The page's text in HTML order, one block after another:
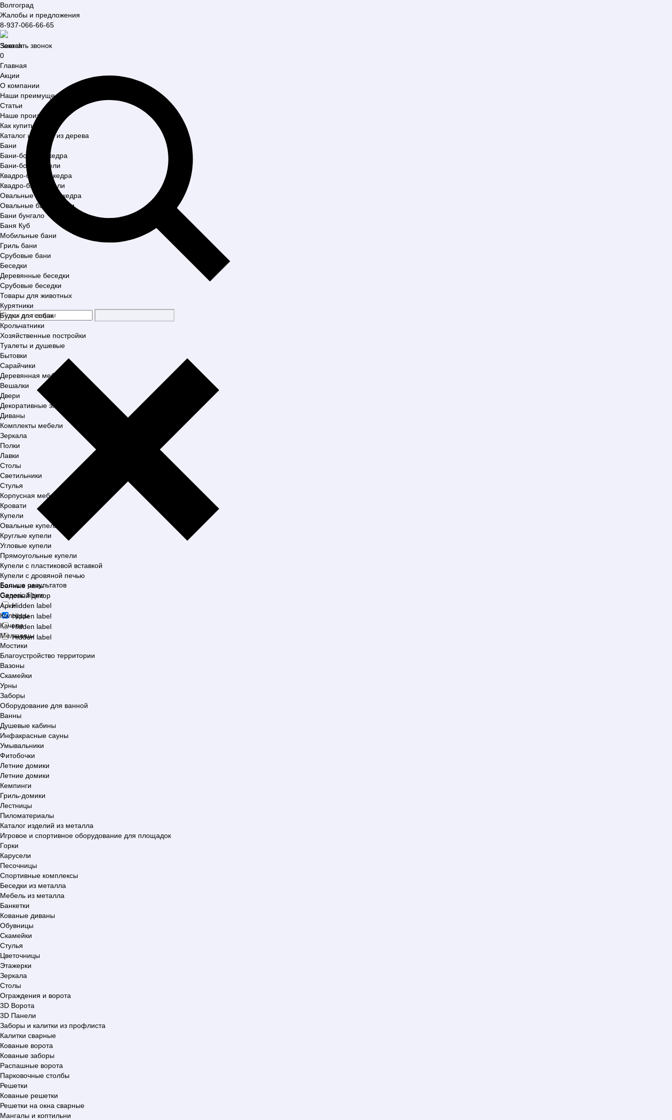
Волгоград
Жалобы и предложения
8-937-066-66-65
Search
Больше результатов
Generic filters
Hidden label
Hidden label
Hidden label
Hidden label
Заказать звонок
0
Главная
Акции
О компании
Наши преимущества
Статьи
Наше производство
Как купить?
Каталог изделий из дерева
Бани
Бани-бочки из кедра
Бани-бочки из ели
Квадро-бани из кедра
Квадро-бани из ели
Овальные бани из кедра
Овальные бани из ели
Бани бунгало
Баня Куб
Мобильные бани
Гриль бани
Срубовые бани
Беседки
Деревянные беседки
Срубовые беседки
Товары для животных
Курятники
Будки для собак
Крольчатники
Хозяйственные постройки
Туалеты и душевые
Бытовки
Сарайчики
Деревянная мебель
Вешалки
Двери
Декоративные элементы
Диваны
Комплекты мебели
Зеркала
Полки
Лавки
Столы
Светильники
Стулья
Корпусная мебель
Кровати
Купели
Овальные купели
Круглые купели
Угловые купели
Прямоугольные купели
Купели с пластиковой вставкой
Купели с дровяной печью
Банные чаны
Садовый декор
Арки
Колодцы
Качели
Мельницы
Мостики
Благоустройство территории
Вазоны
Скамейки
Урны
Заборы
Оборудование для ванной
Ванны
Душевые кабины
Инфакрасные сауны
Умывальники
Фитобочки
Летние домики
Летние домики
Кемпинги
Гриль-домики
Лестницы
Пиломатериалы
Каталог изделий из металла
Игровое и спортивное оборудование для площадок
Горки
Карусели
Песочницы
Спортивные комплексы
Беседки из металла
Мебель из металла
Банкетки
Кованые диваны
Обувницы
Скамейки
Стулья
Цветочницы
Этажерки
Зеркала
Столы
Ограждения и ворота
3D Ворота
3D Панели
Заборы и калитки из профлиста
Калитки сварные
Кованые ворота
Кованые заборы
Распашные ворота
Парковочные столбы
Решетки
Кованые решетки
Решетки на окна сварные
Мангалы и коптильни